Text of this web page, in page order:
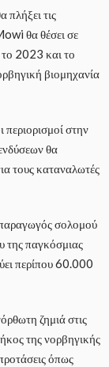
τις
θα θέσει σε
2023 και το
βιομηχανία
περιορισμοί στην
θα
τους καταναλωτές
παραγωγός σολομού
της παγκόσμιας
περίπου 60.000
ζημιά στις
της νορβηγικής
όπως